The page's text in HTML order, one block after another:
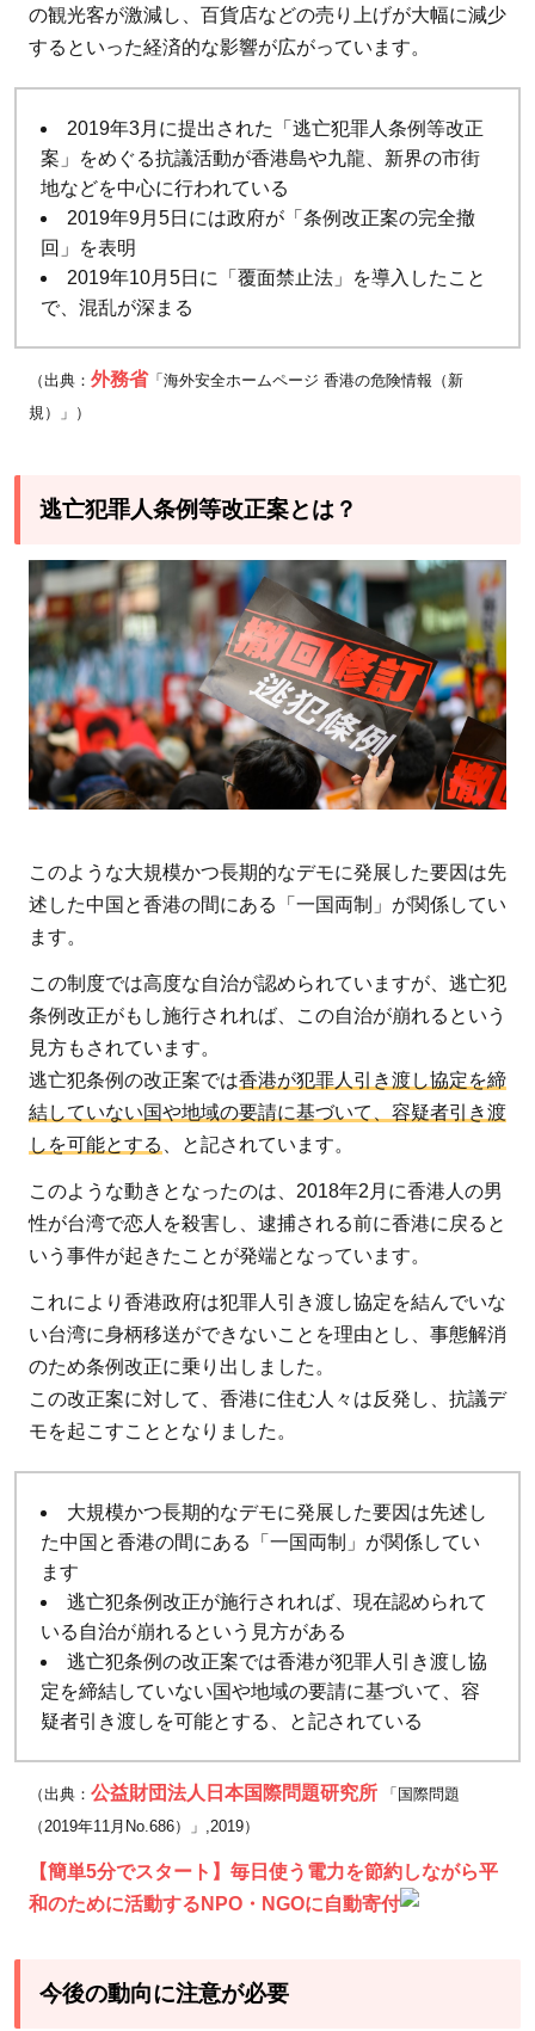
の観光客が激減し、百貨店などの売り上げが大幅に減少
するといった経済的な影響が広がっています。
2019年3月に提出された「逃亡犯罪人条例等改正
案」をめぐる抗議活動が香港島や九龍、新界の市街
地などを中心に行われている
2019年9月5日には政府が「条例改正案の完全撤
回」を表明
2019年10月5日に「覆面禁止法」を導入したこと
で、混乱が深まる
（出典： 外務省「海外安全ホームページ 香港の危険情報（新
規）」）
逃亡犯罪人条例等改正案とは？
このような大規模かつ長期的なデモに発展した要因は先
述した中国と香港の間にある「一国両制」が関係してい
ます。
この制度では高度な自治が認められていますが、逃亡犯
条例改正がもし施行されれば、この自治が崩れるという
見方もされています。
逃亡犯条例の改正案では香港が犯罪人引き渡し協定を締
結していない国や地域の要請に基づいて、容疑者引き渡
しを可能とする
、と記されています。
このような動きとなったのは、2018年2月に香港人の男
性が台湾で恋人を殺害し、逮捕される前に香港に戻ると
いう事件が起きたことが発端となっています。
これにより香港政府は犯罪人引き渡し協定を結んでいな
い台湾に身柄移送ができないことを理由とし、事態解消
のため条例改正に乗り出しました。
この改正案に対して、香港に住む人々は反発し、抗議デ
モを起こすこととなりました。
大規模かつ長期的なデモに発展した要因は先述し
た中国と香港の間にある「一国両制」が関係してい
ます
逃亡犯条例改正が施行されれば、現在認められて
いる自治が崩れるという見方がある
逃亡犯条例の改正案では香港が犯罪人引き渡し協
定を締結していない国や地域の要請に基づいて、容
疑者引き渡しを可能とする、と記されている
（出典： 公益財団法人日本国際問題研究所 「国際問題
（2019年11月No.686）」,2019）
【簡単5分でスタート】毎日使う電力を節約しながら平
和のために活動するNPO・NGOに自動寄付
今後の動向に注意が必要